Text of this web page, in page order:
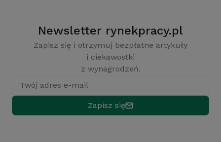
Newsletter rynekpracy.pl
Zapisz się i otrzymuj bezpłatne artykuły
i ciekawostki
z wynagrodzeń.
Twój adres e-mail
Zapisz się